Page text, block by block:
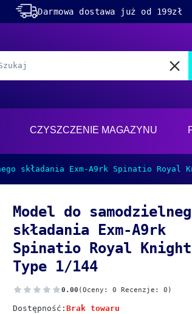
Darmowa dostawa już od 199zł
CZYSZCZENIE MAGAZYNU
składania Exm-A9rk Spinatio Royal
Model do
składania Exm-A9rk
Spinatio Royal Knight
Type 1/144
0.00 (Oceny: 0 Recenzje: 0)
Dostępność:Brak towaru